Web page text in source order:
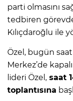
parti olmasını
tedbiren
Kılıçdaroğlu ile
Özel, bugün
Merkez’de
lideri Özel, saat
toplantısına